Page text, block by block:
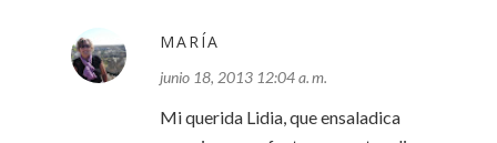
MARÍA
junio 18, 2013 12:04 a. m.
Mi querida Lidia, que ensaladica